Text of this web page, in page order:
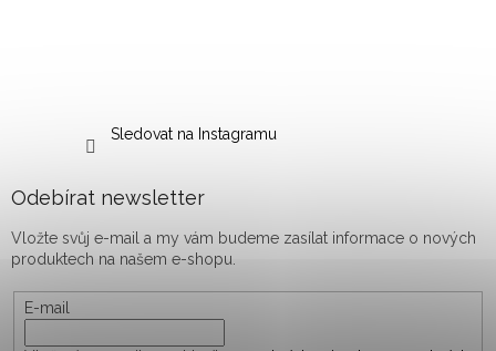
Sledovat na Instagramu
Odebírat newsletter
Vložte svůj e-mail a my vám budeme zasílat informace o nových
produktech na našem e-shopu.
E-mail